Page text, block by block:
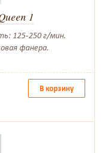
1
125-250 г/мин.
фанера.
В корзину